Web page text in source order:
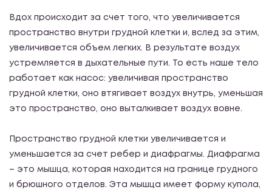
Вдох происходит за счет того, что увеличивается
пространство внутри грудной клетки и, вслед за этим,
увеличивается объем легких. В результате воздух
устремляется в дыхательные пути. То есть наше тело
работает как насос: увеличивая пространство
грудной клетки, оно втягивает воздух внутрь, уменьшая
это пространство, оно выталкивает воздух вовне.
Пространство грудной клетки увеличивается и
уменьшается за счет ребер и диафрагмы. Диафрагма
– это мышца, которая находится на границе грудного
и брюшного отделов. Эта мышца имеет форму купола,